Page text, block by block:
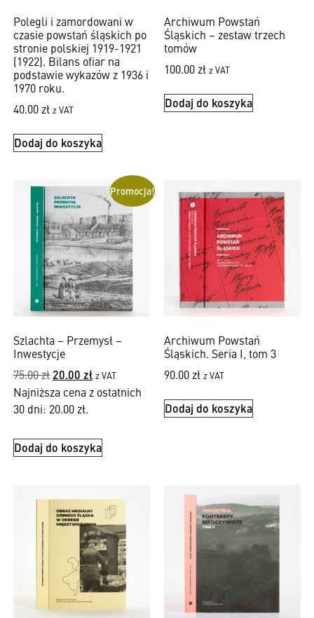
Polegli i zamordowani w
czasie powstań śląskich po
stronie polskiej 1919-1921
(1922). Bilans ofiar na
podstawie wykazów z 1936 i
1970 roku.
40.00 zł z VAT
Dodaj do koszyka
Archiwum Powstań
Śląskich – zestaw trzech
tomów
100.00 zł z VAT
Dodaj do koszyka
Promocja!
Szlachta – Przemysł –
Inwestycje
75.00zł 20.00 zł z VAT
Najniższa cena z ostatnich
30 dni: 20.00 zł.
Dodaj do koszyka
Archiwum Powstań
Śląskich. Seria I, tom 3
90.00 zł z VAT
Dodaj do koszyka